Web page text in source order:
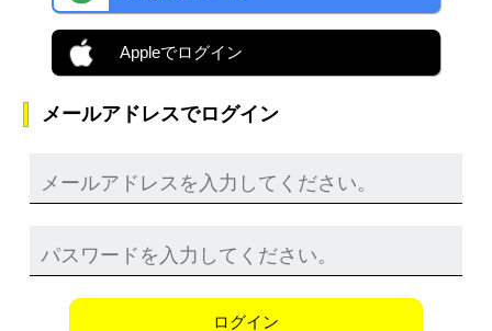
Appleでログイン
メールアドレスでログイン
ログイン